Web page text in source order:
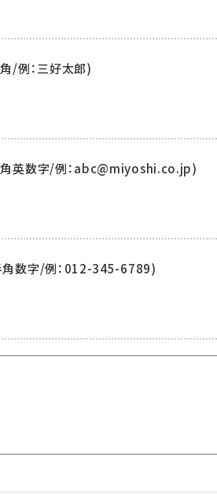
/例：三好太郎)
英数字/例：abc@miyoshi.co.jp)
角数字/例：012-345-6789)